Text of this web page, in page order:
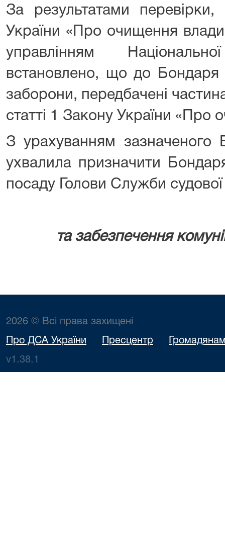
За результатами
України «Про очищення
управлінням
встановлено, що до Бондаря
заборони, передбачені
статті 1 Закону України
З урахуванням
ухвалила призначити
посаду Голови Служби
та забезпечення
2026 © Всі права захищені
Про ДСА України Пресцентр
v1.38.1